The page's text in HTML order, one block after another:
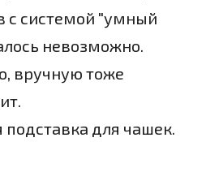
с системой "умный
невозможно.
вручную тоже
подставка для чашек.